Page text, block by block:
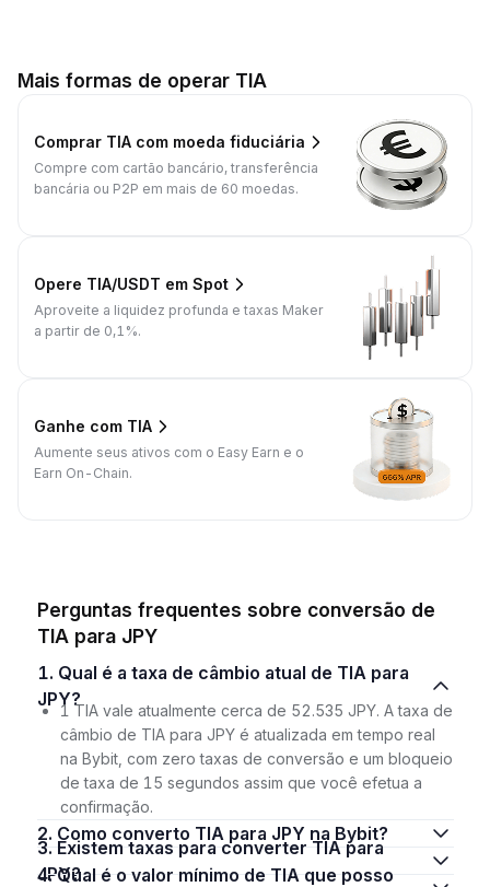
Mais formas de operar TIA
Comprar TIA com moeda fiduciária
Compre com cartão bancário, transferência
bancária ou P2P em mais de 60 moedas.
Opere TIA/USDT em Spot
Aproveite a liquidez profunda e taxas Maker
a partir de 0,1%.
Ganhe com TIA
Aumente seus ativos com o Easy Earn e o
Earn On-Chain.
Perguntas frequentes sobre conversão de
TIA para JPY
1. Qual é a taxa de câmbio atual de TIA para
JPY?
1 TIA vale atualmente cerca de 52.535 JPY. A taxa de
câmbio de TIA para JPY é atualizada em tempo real
na Bybit, com zero taxas de conversão e um bloqueio
de taxa de 15 segundos assim que você efetua a
confirmação.
2. Como converto TIA para JPY na Bybit?
3. Existem taxas para converter TIA para
JPY?
4. Qual é o valor mínimo de TIA que posso